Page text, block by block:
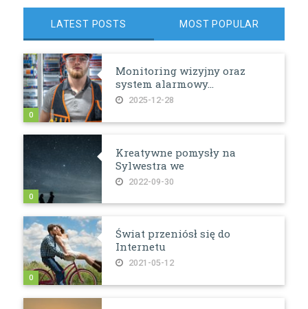
LATEST POSTS MOST POPULAR
Monitoring wizyjny oraz
system alarmowy...
2025-12-28
0
Kreatywne pomysły na
Sylwestra we
2022-09-30
0
Świat przeniósł się do
Internetu
2021-05-12
0